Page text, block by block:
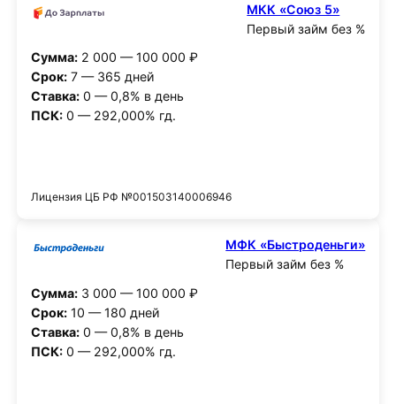
МКК «Союз 5»
Первый займ без %
Сумма:2 000 — 100 000 ₽
Срок:7 — 365 дней
Ставка:0 — 0,8% в день
ПСК:0 — 292,000% гд.
Лицензия ЦБ РФ №001503140006946
МФК «Быстроденьги»
Первый займ без %
Сумма:3 000 — 100 000 ₽
Срок:10 — 180 дней
Ставка:0 — 0,8% в день
ПСК:0 — 292,000% гд.